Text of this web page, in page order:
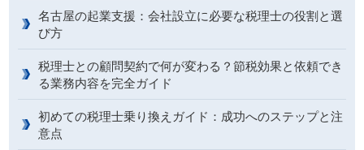
名古屋の起業支援：会社設立に必要な税理士の役割と選
び方
税理士との顧問契約で何が変わる？節税効果と依頼でき
る業務内容を完全ガイド
初めての税理士乗り換えガイド：成功へのステップと注
意点